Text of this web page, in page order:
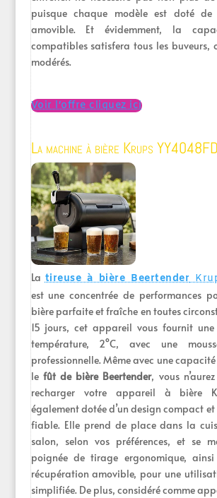
puisque chaque modèle est doté de
amovible. Et évidemment, la
compatibles satisfera tous les buveurs,
modérés.
Voir l’offre cliquez ici
La machine à bière Krups YY4048FD
La tireuse à bière Beertender
est une concentrée de performances
bière parfaite et fraîche en toutes
15 jours, cet appareil vous fournit
température, 2°C, avec une
professionnelle. Même avec une
le fût de bière Beertender, vous
recharger votre appareil à bière
également dotée d’un design compact
fiable. Elle prend de place dans la
salon, selon vos préférences, et se
poignée de tirage ergonomique,
récupération amovible, pour une
simplifiée. De plus, considéré comme